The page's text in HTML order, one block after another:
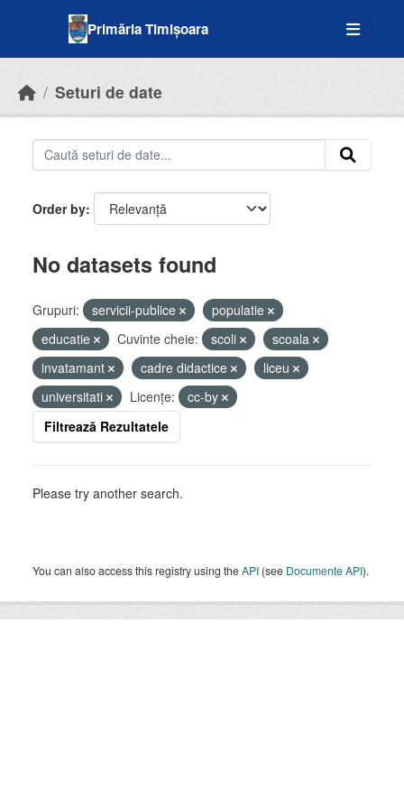
Primăria Timișoara
Seturi de date
Order by
No datasets found
Grupuri: servicii-publice
populatie
educatie
Cuvinte cheie: scoli
scoala
invatamant
cadre didactice
liceu
universitati
Licenţe:
cc-by
Filtrează Rezultatele
Please try another search.
You can also access this registry using theAPI (see Documente API).